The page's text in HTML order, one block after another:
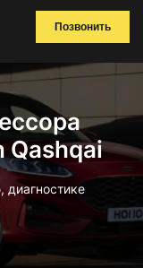
Позвонить
Qashqai
диагностике